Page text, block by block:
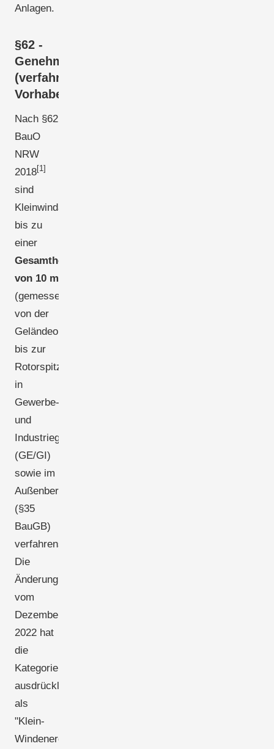
Anlagen.
§62 -
Genehmigungsfrei
(verfahrensfreie
Vorhaben)
Nach §62
BauO
NRW
2018[1]
sind
Kleinwindanlagen
bis zu
einer
Gesamthöhe
von 10 m
(gemessen
von der
Geländeoberfläche
bis zur
Rotorspitze)
in
Gewerbe-
und
Industriegebieten
(GE/GI)
sowie im
Außenbereich
(§35
BauGB)
verfahrensfrei.
Die
Änderung
vom
Dezember
2022 hat
die
Kategorie
ausdrücklich
als
"Klein-
Windenergieanlagen"